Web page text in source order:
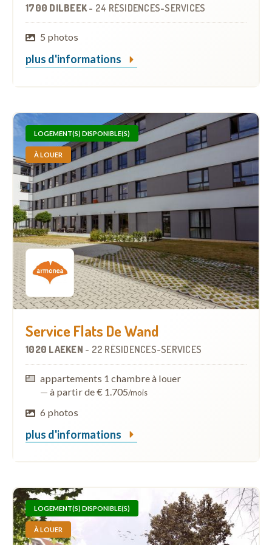
1700 DILBEEK- 24 RÉSIDENCES-SERVICES
5 photos
plus d'informations
LOGEMENT(S) DISPONIBLE(S)
À LOUER
Service Flats De Wand
1020 LAEKEN - 22 RÉSIDENCES-SERVICES
appartements 1 chambre à louer
— à partir de € 1.705/mois
6 photos
plus d'informations
LOGEMENT(S) DISPONIBLE(S)
À LOUER